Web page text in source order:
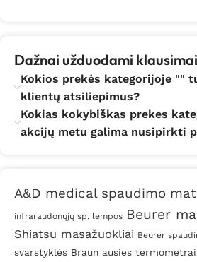
Dažnai užduodami klausimai
Kokios prekės kategorijoje ""
klientų atsiliepimus?
Kokias kokybiškas prekes
akcijų metu galima nusipirkti
A&D medical spaudimo
infraraudonųjų sp. lempos Beurer
Shiatsu masažuokliai Beurer
svarstyklės Braun ausies termometrai